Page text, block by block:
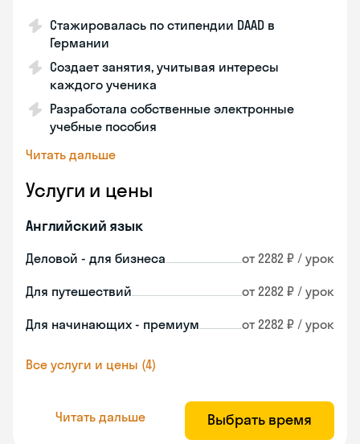
Стажировалась по стипендии DAAD в
Германии
Создает занятия, учитывая интересы
каждого ученика
Разработала собственные электронные
учебные пособия
Читать дальше
Услуги и цены
Английский язык
Деловой - для бизнеса от 2282 ₽ / урок
Для путешествий от 2282 ₽ / урок
Для начинающих - премиум от 2282 ₽ / урок
Все услуги и цены (4)
Читать дальше Выбрать время